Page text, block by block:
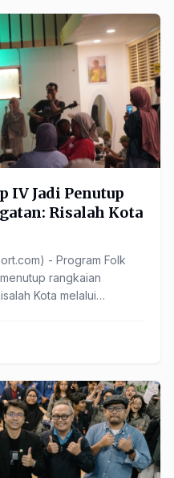
IV Jadi Penutup
Risalah Kota
- Program Folk
rangkaian
Kota melalui